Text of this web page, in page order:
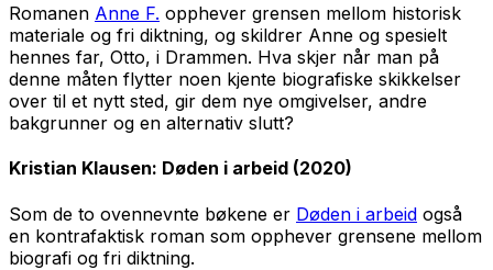
Romanen Anne F. opphever grensen mellom historisk
materiale og fri diktning, og skildrer Anne og spesielt
hennes far, Otto, i Drammen. Hva skjer når man på
denne måten flytter noen kjente biografiske skikkelser
over til et nytt sted, gir dem nye omgivelser, andre
bakgrunner og en alternativ slutt?
Kristian Klausen: Døden i arbeid (2020)
Som de to ovennevnte bøkene er Døden i arbeid også
en kontrafaktisk roman som opphever grensene mellom
biografi og fri diktning.